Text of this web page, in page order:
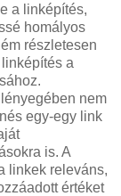
a linképítés,
homályos
részletesen
a
nem
egy-egy link
is. A
linkek releváns,
értéket